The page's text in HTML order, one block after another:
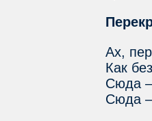
Ах,
Как
Сюда –
Сюда –